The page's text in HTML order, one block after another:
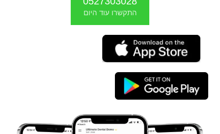
התקשרו עוד היום